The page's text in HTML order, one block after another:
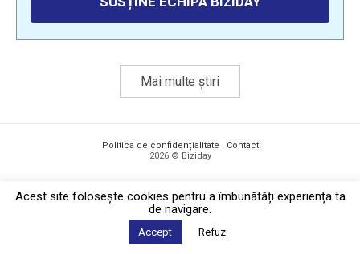
Mai multe știri
Politica de confidențialitate · Contact
2026 © Biziday
Acest site foloseşte cookies pentru a îmbunătăți experiența ta
de navigare.
Accept Refuz